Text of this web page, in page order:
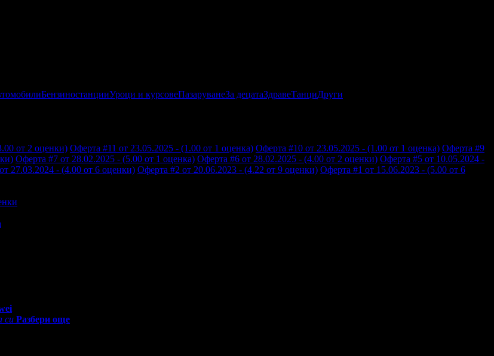
БензиностанцииУроци и курсовеПазаруванеЗа децатаЗдравеТанциДруги
от 2 оценки) Оферта #11 от 23.05.2025 - (1.00 от 1 оценка) Оферта #10 от 23.05.2025 - (1.00 от 1 оценка) Оферта #9
Оферта #7 от 28.02.2025 - (5.00 от 1 оценка) Оферта #6 от 28.02.2025 - (4.00 от 2 оценки) Оферта #5 от 10.05.2024 -
27.03.2024 - (4.00 от 6 оценки) Оферта #2 от 20.06.2023 - (4.22 от 9 оценки) Оферта #1 от 15.06.2023 - (5.00 от 6
си Разбери още